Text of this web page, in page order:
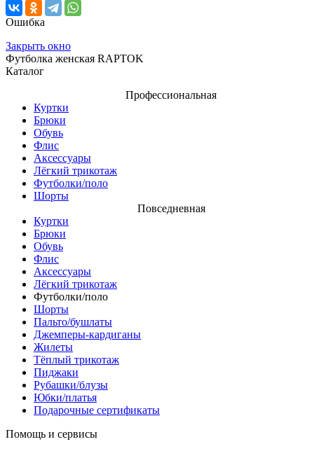
Ошибка
Закрыть окно
Футболка женская RAPTOK
Каталог
Профессиональная
Куртки
Брюки
Обувь
Флис
Аксессуары
Лёгкий трикотаж
Футболки/поло
Шорты
Повседневная
Куртки
Брюки
Обувь
Флис
Аксессуары
Лёгкий трикотаж
Футболки/поло
Шорты
Пальто/бушлаты
Джемперы-кардиганы
Жилеты
Тёплый трикотаж
Пиджаки
Рубашки/блузы
Юбки/платья
Подарочные сертификаты
Помощь и сервисы